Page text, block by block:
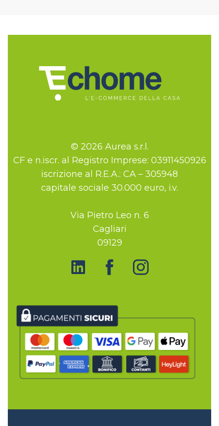
© 2026 Aurea s.r.l.
CF e n.iscr. al Registro Imprese: 03911450926
iscrizione al R.E.A.: CA – 305948
capitale sociale 30.000 euro, i.v.
Via Pietro Leo n. 6
Cagliari
09129